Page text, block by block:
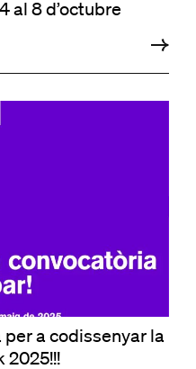
al 8 d’octubre
a codissenyar la
2025!!!